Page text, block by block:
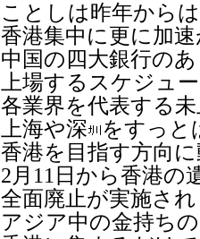
ことしは昨年から
香港集中に更に加
中国の四大銀行の
上場するスケジュ
各業界を代表する
上海や深
をすっと
香港を目指す方向
2月11日から香港の
全面廃止が実施さ
アジア中の金持ち